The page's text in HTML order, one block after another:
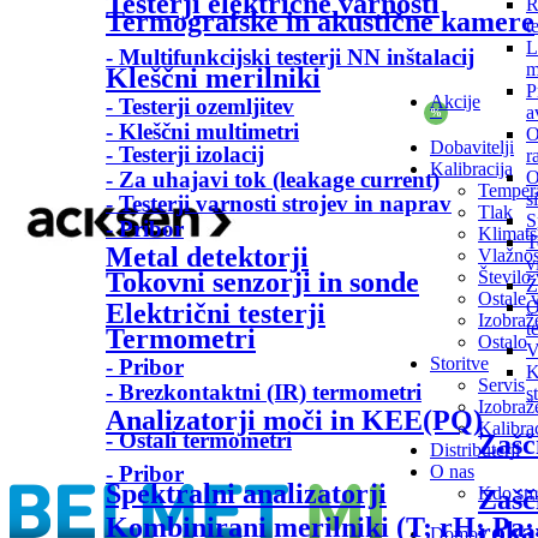
- Multifunkcijski testerji NN inštalacij
- Testerji ozemljitev
- Testerji izolacij
- Testerji varnosti strojev in naprav
Metal detektorji
Električni testerji
- Pribor
Analizatorji moči in KEE(PQ)
- Pribor
Kombinirani merilniki (T; rH;
Termografske in akustične kamere
Kleščni merilniki
- Kleščni multimetri
- Za uhajavi tok (leakage current)
- Pribor
Tokovni senzorji in sonde
Termometri
- Brezkontaktni (IR) termometri
- Ostali termometri
Spektralni analizatorji
Akcije
%
Dobavitelji
Kalibracija
Tlak
Število
Ostale
Ostalo
Storitve
Servis
Distributerji
O nas
Kdo
Domov